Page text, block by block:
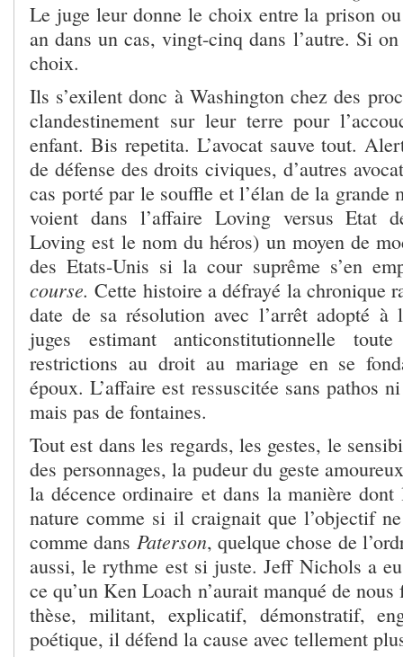
Le juge leur donne le choix entre la prison
an dans un cas, vingt-cinq dans l’autre. Si
choix.
Ils s’exilent donc à Washington chez des
clandestinement sur leur terre pour
enfant. Bis repetita. L’avocat sauve tout.
de défense des droits civiques, d’autres
cas porté par le souffle et l’élan de la grande
voient dans l’affaire Loving versus Etat
Loving est le nom du héros) un moyen de
des Etats-Unis si la cour suprême s’en
course. Cette histoire a défrayé la chronique
date de sa résolution avec l’arrêt adopté à
juges estimant anticonstitutionnelle
restrictions au droit au mariage en se
époux. L’affaire est ressuscitée sans pathos
mais pas de fontaines.
Tout est dans les regards, les gestes, le
des personnages, la pudeur du geste
la décence ordinaire et dans la manière
nature comme si il craignait que l’objectif
comme dans Paterson, quelque chose de
aussi, le rythme est si juste. Jeff Nichols a
ce qu’un Ken Loach n’aurait manqué de
thèse, militant, explicatif, démonstratif,
poétique, il défend la cause avec tellement